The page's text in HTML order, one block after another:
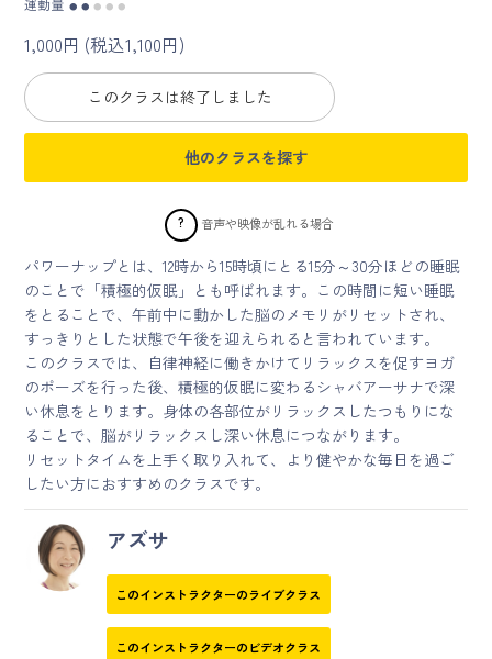
会員規約について
クラス参加にあたっての同意書
特定商取引にかかわる表示
プライバシーポリシー
運動量 ● ● ● ● ●
1,000円 (税込1,100円)
このクラスは終了しました
他のクラスを探す
? 音声や映像が乱れる場合
パワーナップとは、12時から15時頃にとる15分～30分ほどの睡眠
のことで「積極的仮眠」とも呼ばれます。この時間に短い睡眠
をとることで、午前中に動かした脳のメモリがリセットされ、
すっきりとした状態で午後を迎えられると言われています。
このクラスでは、自律神経に働きかけてリラックスを促すヨガ
のポーズを行った後、積極的仮眠に変わるシャバアーサナで深
い休息をとります。身体の各部位がリラックスしたつもりにな
ることで、脳がリラックスし深い休息につながります。
リセットタイムを上手く取り入れて、より健やかな毎日を過ご
したい方におすすめのクラスです。
アズサ
このインストラクターのライブクラス
このインストラクターのビデオクラス